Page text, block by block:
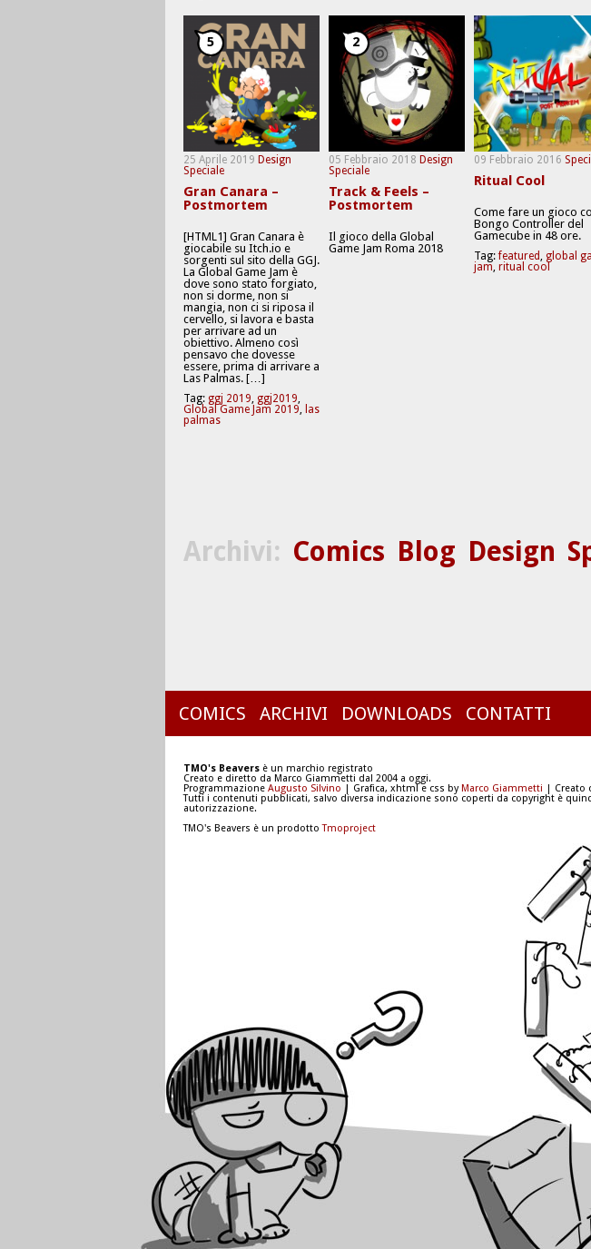
25 Aprile 2019 Design
Speciale
5
Gran Canara –
Postmortem
[HTML1] Gran Canara è
giocabile su Itch.io e
sorgenti sul sito della GGJ.
La Global Game Jam è
dove sono stato forgiato,
non si dorme, non si
mangia, non ci si riposa il
cervello, si lavora e basta
per arrivare ad un
obiettivo. Almeno così
pensavo che dovesse
essere, prima di arrivare a
Las Palmas. […]
Tag: ggj 2019, ggj2019,
Global Game Jam 2019, las
palmas
05 Febbraio 2018 Design
Speciale
2
Track & Feels –
Postmortem
Il gioco della Global
Game Jam Roma 2018
09 Febbraio 2016
Ritual Cool
Come fare un gioco
Bongo Controller del
Gamecube in 48 ore.
Tag:featured, global
jam, ritual cool
Archivi: Comics Blog Design
COMICS ARCHIVI DOWNLOADS CONTATTI
TMO's Beavers è un marchio registrato
Creato e diretto da Marco Giammetti dal 2004 a oggi.
Programmazione Augusto Silvino | Grafica, xhtml e css byMarco Giammetti | Creato
Tutti i contenuti pubblicati, salvo diversa indicazione sono coperti da copyright è
autorizzazione.
TMO's Beavers è un prodottoTmoproject